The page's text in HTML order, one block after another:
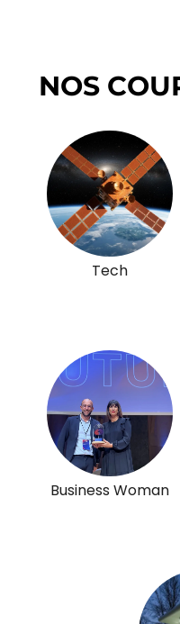
NOS
Tech
Business Woman